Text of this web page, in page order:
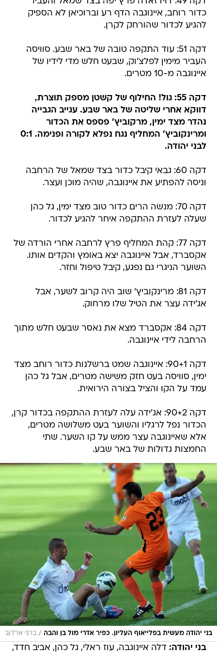
כדור רוחב, איינוגבה הדף רע וברוכיאן לא הספיק
להגיע לכדור שהורחק לקרן.
דקה 51: עוד התקפה טובה של באר שבע. סוויסה
העביר מימין לפלצ'וק, שבעט חלש מדי לידיו של
איינוגבה מ-10 מטרים.
דקה 55: גול! החילוף של קשטן מספק תוצרת,
דווקא אחרי שליטה של באר שבע. עגייב הגבייה
נהדר מצד ימין, מרקוביץ' פספס את הכדור
ומרינקוביץ' המחליף נגח נפלא לקורה ופנימה. 0:1
לבני יהודה.
דקה 60: גבאי קיבל כדור בצד שמאל של הרחבה
וניסה להפתיע את איינוגבה, שהיה מוכן ועצר.
דקה 70: מנשה הרים כדור טוב מצד ימין, גל כהן
שעלה לעזרת ההתקפה איחר להגיע לכדור.
דקה 77: קהת המחליף פרץ לרחבה אחרי הורדה של
אקסברד, אבל איינוגבה יצא באומץ והקדים אותו.
השוער הניגרי גם נפגע, קיבל טיפול וחזר.
דקה 81: מרינקוביץ' שוב היה קרוב לשער, אבל
אג'ידה עצר את הטיל שלו מרחוק.
דקה 84: אקסברד מצא את נאסר שבעט חלש מתוך
הרחבה לידי איינוגבה.
דקה 90+1: איינוגבה שמט ברשלנות כדור רוחב מצד
ימין, סוויסה בעט חזק משישה מטרים, אבל גל כהן
עמד על הקו והציל בצורה הירואית.
דקה 90+2: אג'ידה עלה לעזרת ההתקפה בכדור קרן,
הכדור נפל לרגליו והשוער בעט משלושה מטרים,
אלא שאיינוגבה עצר ממש על קו השער. שתי
החמצות גדולות של באר שבע.
בני יהודה מעשית בפלייאוף העליון. כפיר אדרי מול בן והבה / ברני ארדוב
בני יהודה: דלה איינוגבה, עוז ראלי, גל כהן, אביב חדד,